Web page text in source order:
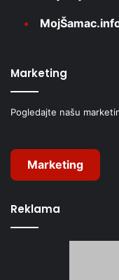
Marketing
Pogledajte našu
Marketing
Reklama